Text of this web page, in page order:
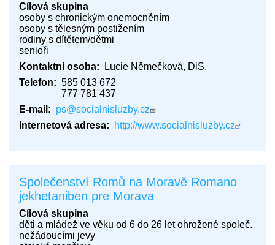
Cílová skupina
osoby s chronickým onemocněním
osoby s tělesným postižením
rodiny s dítětem/dětmi
senioři
Kontaktní osoba
Lucie Němečková, DiS.
Telefon
585 013 672
777 781 437
E-mail
ps@socialnisluzby.cz
Internetová adresa
http://www.socialnisluzby.cz
Společenství Romů na Moravě Romano
jekhetaniben pre Morava
Cílová skupina
děti a mládež ve věku od 6 do 26 let ohrožené společ.
nežádoucími jevy